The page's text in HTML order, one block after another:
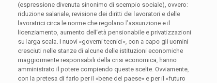
(espressione divenuta sinonimo di scempio sociale), ovvero:
riduzione salariale, revisione dei diritti dei lavoratori e delle
lavoratrici circa le norme che regolano l’assunzione e il
licenziamento, aumento dell’età pensionabile e privatizzazioni
su larga scala. I nuovi «governi tecnici», con a capo gli uomini
cresciuti nelle stanze di alcune delle istituzioni economiche
maggiormente responsabili della crisi economica, hanno
amministrato il potere compiendo queste scelte. Ovviamente,
con la pretesa di farlo per il «bene del paese» e per il «futuro